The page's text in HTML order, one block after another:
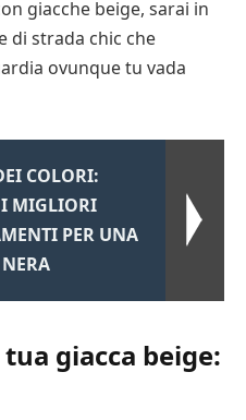
giacche beige, sarai in
di strada chic che
ovunque tu vada
COLORI:
I MIGLIORI
PER UNA
giacca beige: